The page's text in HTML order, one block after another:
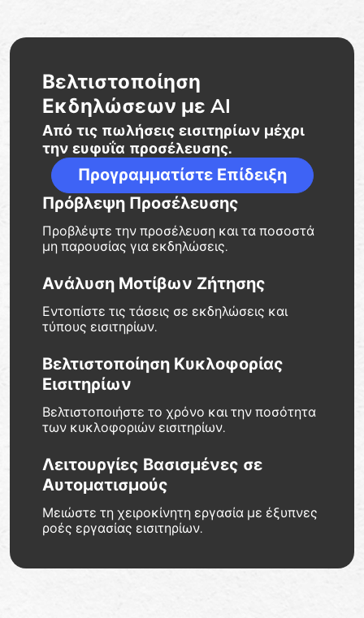
Βελτιστοποίηση
Εκδηλώσεων με AI
Από τις πωλήσεις εισιτηρίων μέχρι
την ευφυΐα προσέλευσης.
Προγραμματίστε Επίδειξη
Πρόβλεψη Προσέλευσης
Προβλέψτε την προσέλευση και τα ποσοστά
μη παρουσίας για εκδηλώσεις.
Ανάλυση Μοτίβων Ζήτησης
Εντοπίστε τις τάσεις σε εκδηλώσεις και
τύπους εισιτηρίων.
Βελτιστοποίηση Κυκλοφορίας
Εισιτηρίων
Βελτιστοποιήστε το χρόνο και την ποσότητα
των κυκλοφοριών εισιτηρίων.
Λειτουργίες Βασισμένες σε
Αυτοματισμούς
Μειώστε τη χειροκίνητη εργασία με έξυπνες
ροές εργασίας εισιτηρίων.